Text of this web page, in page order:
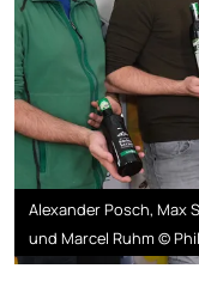
Alexander Posch, Max
und Marcel Ruhm ©